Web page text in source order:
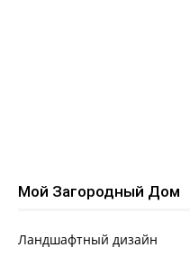
Мой Загородный Дом
Ландшафтный дизайн